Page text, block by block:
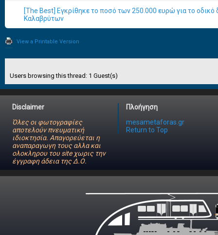
[The Best] Εγκρίθηκε το ποσό των 250.000 ευρώ για το οδικό
Καλαβρύτων
View a Printable Version
Users browsing this thread: 1 Guest(s)
Disclaimer
Όλες οι φωτογραφίες
αποτελούν πνευματική
ιδιοκτησία. Απαγορεύεται η
αναπαραγωγη τους αλλα και
ολοκληρου του site χωρις την
έγγραφη άδεια της Δ.Ο.
Πλοήγηση
mesametaforas.gr
Return to Top